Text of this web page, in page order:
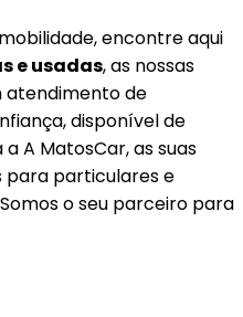
encontre aqui
e usadas, as nossas
atendimento de
disponível de
A MatosCar, as suas
para particulares e
o seu parceiro para